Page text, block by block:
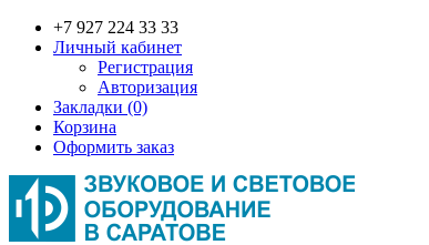
+7 927 224 33 33
Личный кабинет
Регистрация
Авторизация
Закладки (0)
Корзина
Оформить заказ